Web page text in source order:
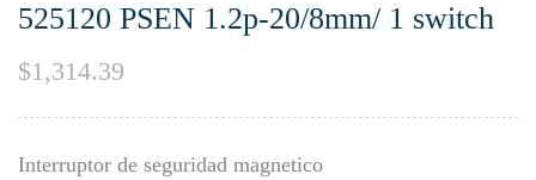
525120 PSEN 1.2p-20/8mm/ 1 switch
$1,314.39
Interruptor de seguridad magnetico